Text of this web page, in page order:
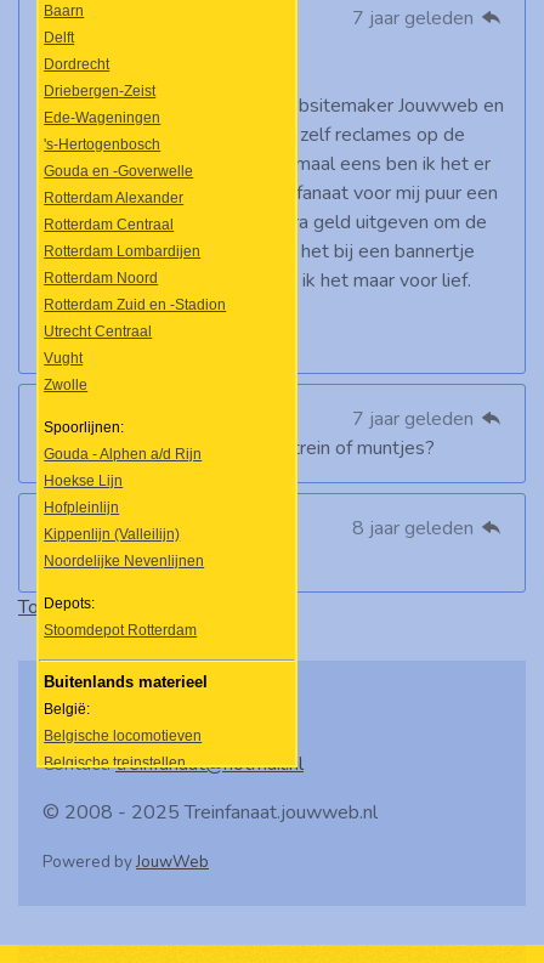
Twan (webmaster)
7 jaar geleden
Beste Jan,
Treinfanaat is gemaakt met websitemaker Jouwweb en
sinds een paar jaar plaatsen zij zelf reclames op de
websites van gebruikers. Helemaal eens ben ik het er
niet mee, maar aangezien Treinfanaat voor mij puur een
hobbyproject is ga ik geen extra geld uitgeven om de
reclames weg te halen. Zolang het bij een bannertje
onderaan de pagina blijft neem ik het maar voor lief.
Groeten, Twan
Jan jansen
7 jaar geleden
Die reclames... wat is het nou, trein of muntjes?
Apdel
8 jaar geleden
Ik haat rnet niet arriva
Toon meer berichten
Contact:treinfanaat@hotmail.nl
© 2008 - 2025 Treinfanaat.jouwweb.nl
Powered byJouwWeb
Baarn
Delft
Dordrecht
Driebergen-Zeist
Ede-Wageningen
's-Hertogenbosch
Gouda en -Goverwelle
Rotterdam Alexander
Rotterdam Centraal
Rotterdam Lombardijen
Rotterdam Noord
Rotterdam Zuid en -Stadion
Utrecht Centraal
Vught
Zwolle
Spoorlijnen:
Gouda - Alphen a/d Rijn
Hoekse Lijn
Hofpleinlijn
Kippenlijn (Valleilijn)
Noordelijke Nevenlijnen
Depots:
Stoomdepot Rotterdam
Buitenlands materieel
België:
Belgische locomotieven
Belgische treinstellen
Duitse stoomlocomotieven
Duitse elektrische locomotieven